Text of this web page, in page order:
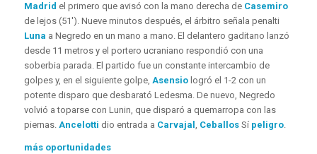
Madrid el primero que avisó con la mano derecha de Casemiro
de lejos (51′). Nueve minutos después, el árbitro señala penalti
Luna a Negredo en un mano a mano. El delantero gaditano lanzó
desde 11 metros y el portero ucraniano respondió con una
soberbia parada. El partido fue un constante intercambio de
golpes y, en el siguiente golpe, Asensio logró el 1-2 con un
potente disparo que desbarató Ledesma. De nuevo, Negredo
volvió a toparse con Lunin, que disparó a quemarropa con las
piernas. Ancelotti dio entrada a Carvajal , Ceballos Sí peligro.
más oportunidades